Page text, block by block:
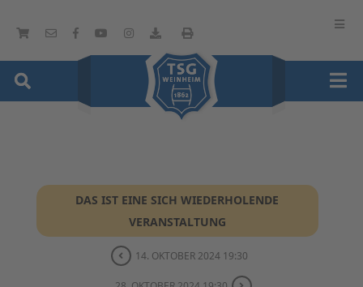
DAS IST EINE SICH WIEDERHOLENDE
VERANSTALTUNG
14. OKTOBER 2024 19:30